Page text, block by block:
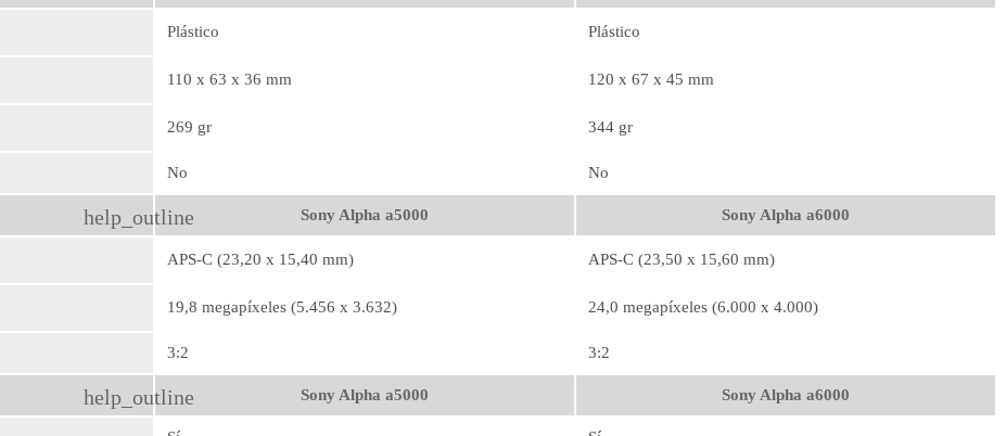
Plástico Plástico
110 x 63 x 36 mm 120 x 67 x 45 mm
269 gr 344 gr
No No
help_outline Sony Alpha a5000 Sony Alpha a6000
APS-C (23,20 x 15,40 mm) APS-C (23,50 x 15,60 mm)
19,8 megapíxeles (5.456 x 3.632) 24,0 megapíxeles (6.000 x 4.000)
3:2 3:2
help_outline Sony Alpha a5000 Sony Alpha a6000